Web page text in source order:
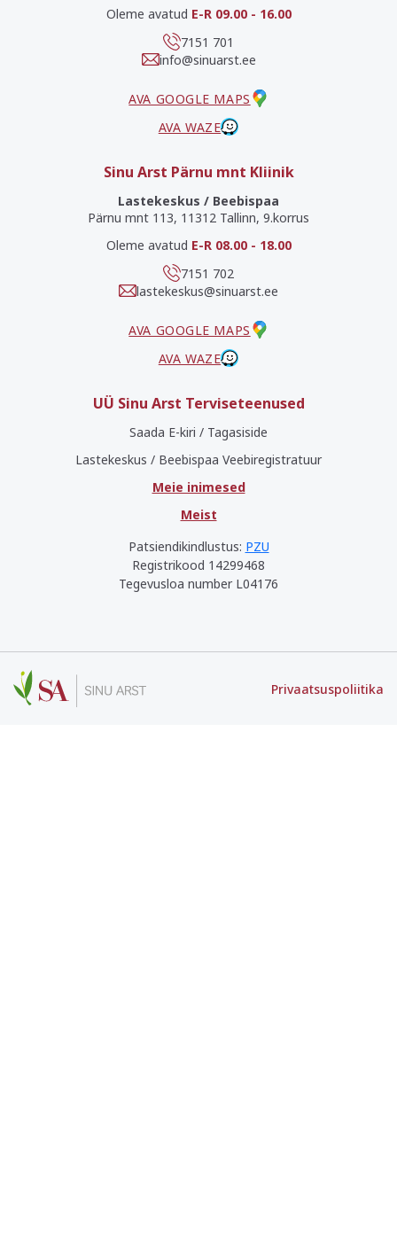
Oleme avatud E-R 09.00 - 16.00
7151 701
info@sinuarst.ee
AVA GOOGLE MAPS
AVA WAZE
Sinu Arst Pärnu mnt Kliinik
Lastekeskus / Beebispaa
Pärnu mnt 113, 11312 Tallinn, 9.korrus
Oleme avatud E-R 08.00 - 18.00
7151 702
lastekeskus@sinuarst.ee
AVA GOOGLE MAPS
AVA WAZE
UÜ Sinu Arst Terviseteenused
Saada E-kiri / Tagasiside
Lastekeskus / Beebispaa Veebiregistratuur
Meie inimesed
Meist
Patsiendikindlustus: PZU
Registrikood 14299468
Tegevusloa number L04176
Privaatsuspoliitika